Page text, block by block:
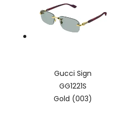
Gucci Sign
GG1221S
Gold (003)